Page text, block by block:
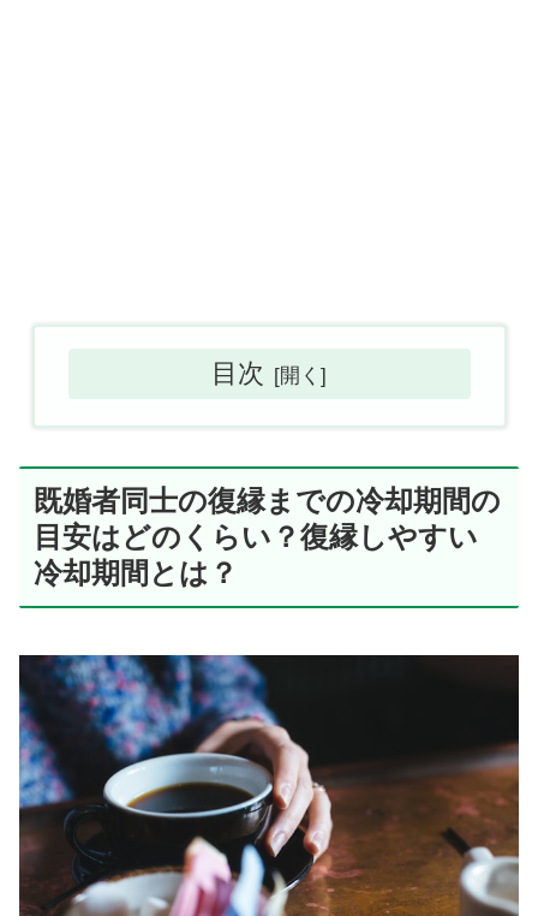
目次
既婚者同士の復縁までの冷却期間の
目安はどのくらい？復縁しやすい
冷却期間とは？